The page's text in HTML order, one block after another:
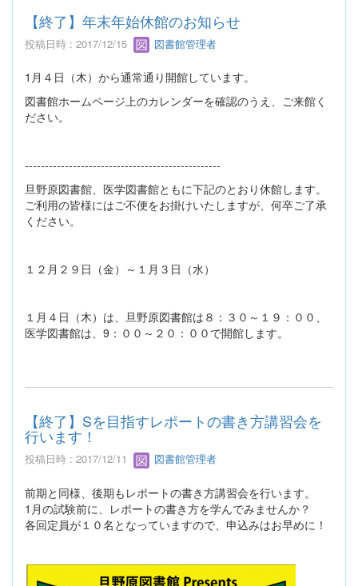
【終了】年末年始休館のお知らせ
投稿日時 : 2017/12/15 図書館管理者
1月４日（木）から通常通り開館しています。
図書館ホームページ上のカレンダーを確認のうえ、ご来館く
ださい。
-------------------------------------------------
旦野原図書館、医学図書館ともに下記のとおり休館します。
ご利用の皆様にはご不便をお掛けいたしますが、何卒ご了承
ください。
１２月２９日（金）～１月３日（水）
１月４日（木）は、旦野原図書館は８：３０～１９：００、
医学図書館は、9：００～２０：００で開館します。
【終了】Sを目指すレポートの書き方講習会を
行います！
投稿日時 : 2017/12/11 図書館管理者
前期と同様、後期もレポートの書き方講習会を行います。
1月の試験前に、レポートの書き方を学んでみませんか？
各回定員が１０名となっていますので、申込みはお早めに！